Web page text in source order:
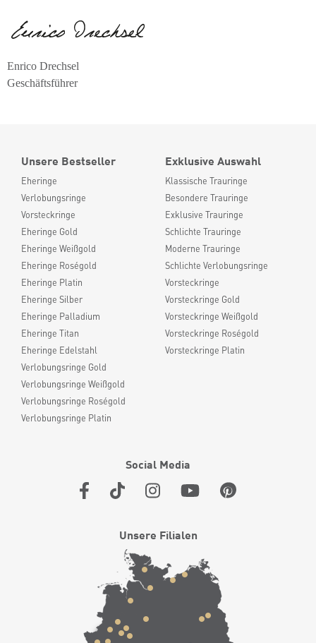
Enrico Drechsel
Geschäftsführer
Unsere Bestseller
Eheringe
Verlobungsringe
Vorsteckringe
Eheringe Gold
Eheringe Weißgold
Eheringe Roségold
Eheringe Platin
Eheringe Silber
Eheringe Palladium
Eheringe Titan
Eheringe Edelstahl
Verlobungsringe Gold
Verlobungsringe Weißgold
Verlobungsringe Roségold
Verlobungsringe Platin
Exklusive Auswahl
Klassische Trauringe
Besondere Trauringe
Exklusive Trauringe
Schlichte Trauringe
Moderne Trauringe
Schlichte Verlobungsringe
Vorsteckringe
Vorsteckringe Gold
Vorsteckringe Weißgold
Vorsteckringe Roségold
Vorsteckringe Platin
Social Media
Unsere Filialen